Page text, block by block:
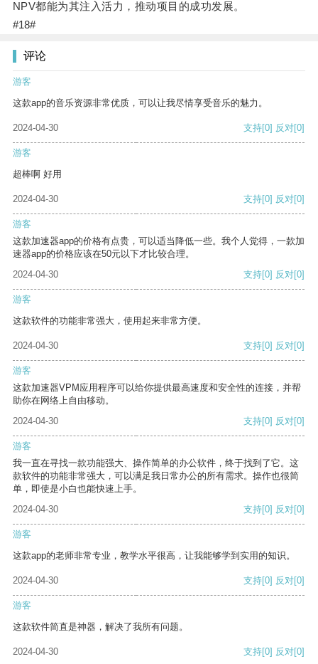
NPV都能为其注入活力，推动项目的成功发展。
#18#
评论
游客
这款app的音乐资源非常优质，可以让我尽情享受音乐的魅力。
2024-04-30 支持[0] 反对[0]
游客
超棒啊 好用
2024-04-30 支持[0] 反对[0]
游客
这款加速器app的价格有点贵，可以适当降低一些。我个人觉得，一款加
速器app的价格应该在50元以下才比较合理。
2024-04-30
支持[0] 反对[0]
游客
这款软件的功能非常强大，使用起来非常方便。
2024-04-30 支持[0] 反对[0]
游客
这款加速器VPM应用程序可以给你提供最高速度和安全性的连接，并帮
助你在网络上自由移动。
2024-04-30
支持[0] 反对[0]
游客
我一直在寻找一款功能强大、操作简单的办公软件，终于找到了它。这
款软件的功能非常强大，可以满足我日常办公的所有需求。操作也很简
单，即使是小白也能快速上手。
2024-04-30
支持[0] 反对[0]
游客
这款app的老师非常专业，教学水平很高，让我能够学到实用的知识。
2024-04-30 支持[0] 反对[0]
游客
这款软件简直是神器，解决了我所有问题。
2024-04-30 支持[0] 反对[0]